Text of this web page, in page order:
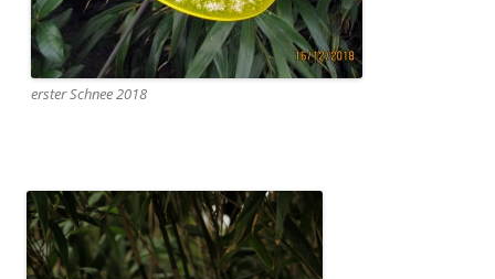
erster Schnee 2018